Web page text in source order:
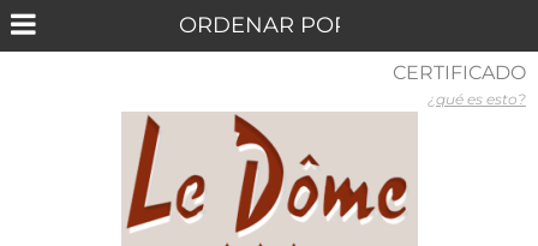
CERTIFICADO
¿qué es esto?